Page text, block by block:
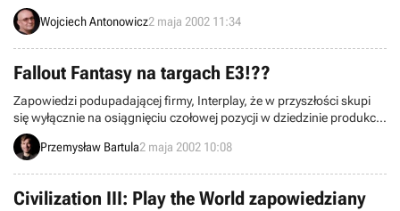
droga elektroniczną niszczących programów komputerowych” oraz
„spowodowania szkody na sumę 80 milionów dolarów” został
Wojciech Antonowicz2 maja 2002 11:34
Fallout Fantasy na targach E3!??
Zapowiedzi podupadającej firmy, Interplay, że w przyszłości skupi
się wyłącznie na osiągnięciu czołowej pozycji w dziedzinie produkcji
gier cRPG i dzięki temu odzyska dawną świetność powoli zaczynają
się realizować. Firma poinformowała, że na nadchodzących
wcześniej Icewind Dale II oraz całkowicie nową, dotychczas
Przemysław Bartula2 maja 2002 10:08
Civilization III: Play the World zapowiedziany